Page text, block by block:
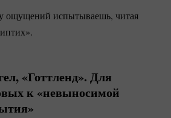
ощущений испытываешь, читая
«Готтленд». Для
к «невыносимой